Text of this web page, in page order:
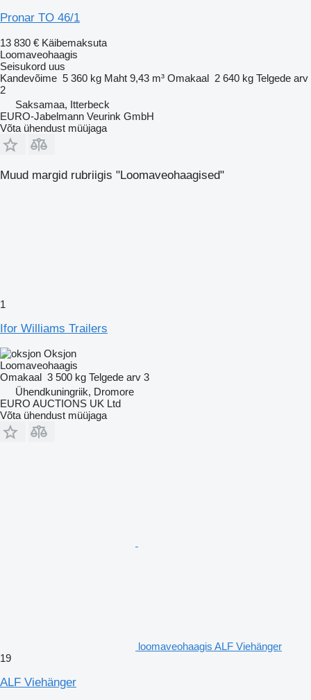
Pronar TO 46/1
13 830 € Käibemaksuta
Loomaveohaagis
Seisukord uus
Kandevõime 5 360 kg Maht 9,43 m³ Omakaal 2 640 kg Telgede arv
2
Saksamaa, Itterbeck
EURO-Jabelmann Veurink GmbH
Võta ühendust müüjaga
Muud margid rubriigis "Loomaveohaagised"
1
Ifor Williams Trailers
Oksjon
Loomaveohaagis
Omakaal 3 500 kg Telgede arv 3
Ühendkuningriik, Dromore
EURO AUCTIONS UK Ltd
Võta ühendust müüjaga
loomaveohaagis ALF Viehänger
19
ALF Viehänger